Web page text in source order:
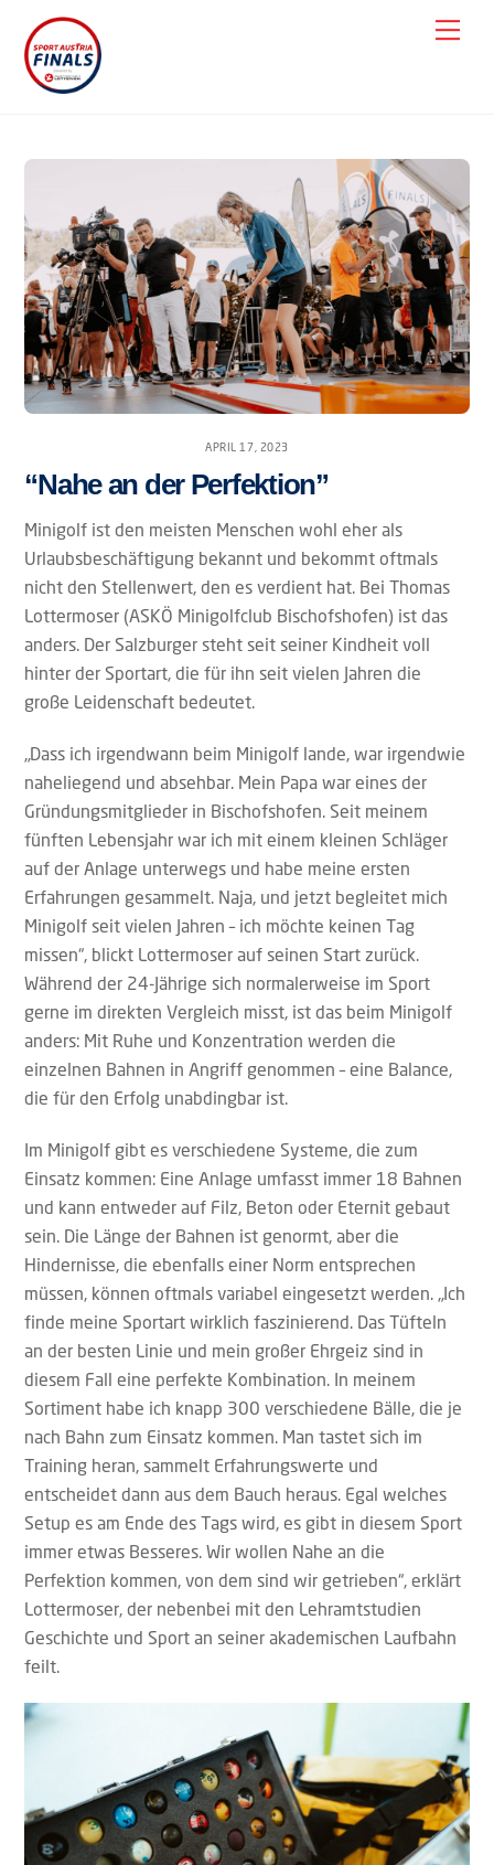
content
APRIL 17, 2023
“Nahe an der Perfektion”
Minigolf ist den meisten Menschen wohl eher als
Urlaubsbeschäftigung bekannt und bekommt oftmals
nicht den Stellenwert, den es verdient hat. Bei Thomas
Lottermoser (ASKÖ Minigolfclub Bischofshofen) ist das
anders. Der Salzburger steht seit seiner Kindheit voll
hinter der Sportart, die für ihn seit vielen Jahren die
große Leidenschaft bedeutet.
„Dass ich irgendwann beim Minigolf lande, war irgendwie
naheliegend und absehbar. Mein Papa war eines der
Gründungsmitglieder in Bischofshofen. Seit meinem
fünften Lebensjahr war ich mit einem kleinen Schläger
auf der Anlage unterwegs und habe meine ersten
Erfahrungen gesammelt. Naja, und jetzt begleitet mich
Minigolf seit vielen Jahren – ich möchte keinen Tag
missen“, blickt Lottermoser auf seinen Start zurück.
Während der 24-Jährige sich normalerweise im Sport
gerne im direkten Vergleich misst, ist das beim Minigolf
anders: Mit Ruhe und Konzentration werden die
einzelnen Bahnen in Angriff genommen – eine Balance,
die für den Erfolg unabdingbar ist.
Im Minigolf gibt es verschiedene Systeme, die zum
Einsatz kommen: Eine Anlage umfasst immer 18 Bahnen
und kann entweder auf Filz, Beton oder Eternit gebaut
sein. Die Länge der Bahnen ist genormt, aber die
Hindernisse, die ebenfalls einer Norm entsprechen
müssen, können oftmals variabel eingesetzt werden. „Ich
finde meine Sportart wirklich faszinierend. Das Tüfteln
an der besten Linie und mein großer Ehrgeiz sind in
diesem Fall eine perfekte Kombination. In meinem
Sortiment habe ich knapp 300 verschiedene Bälle, die je
nach Bahn zum Einsatz kommen. Man tastet sich im
Training heran, sammelt Erfahrungswerte und
entscheidet dann aus dem Bauch heraus. Egal welches
Setup es am Ende des Tags wird, es gibt in diesem Sport
immer etwas Besseres. Wir wollen Nahe an die
Perfektion kommen, von dem sind wir getrieben“, erklärt
Lottermoser, der nebenbei mit den Lehramtstudien
Geschichte und Sport an seiner akademischen Laufbahn
feilt.